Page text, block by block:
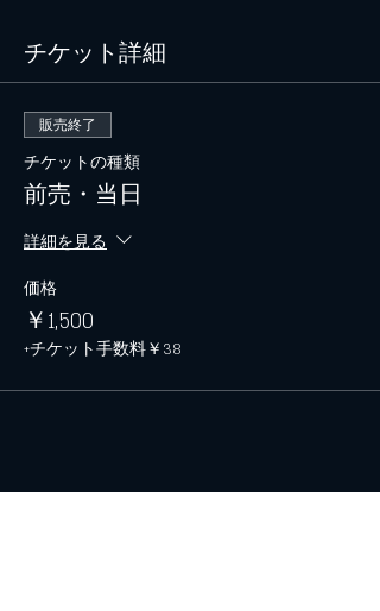
チケット詳細
販売終了
チケットの種類
前売・当日
詳細を見る
価格
￥1,500
+チケット手数料￥38